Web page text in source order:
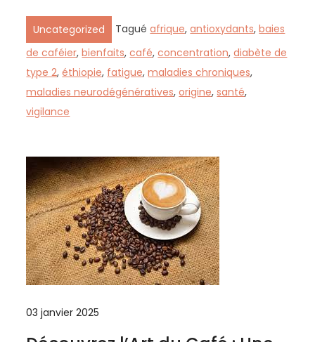
Uncategorized Taguéafrique,antioxydants,baies
de caféier,bienfaits,café,concentration,diabète de
type 2,éthiopie, fatigue,maladies chroniques,
maladies neurodégénératives,origine,santé,
vigilance
03 janvier 2025